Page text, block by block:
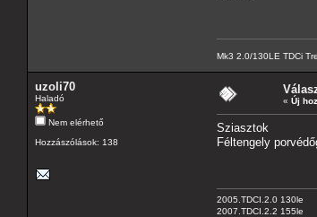
Mk3 2.0/130LE TDCi
uzoli70
Haladó
Nem elérhető
Hozzászólások: 138
« Új
Sziasztok
Féltengely
2005.TDCI.2.0 130le
2007.TDCI.2.2 155le